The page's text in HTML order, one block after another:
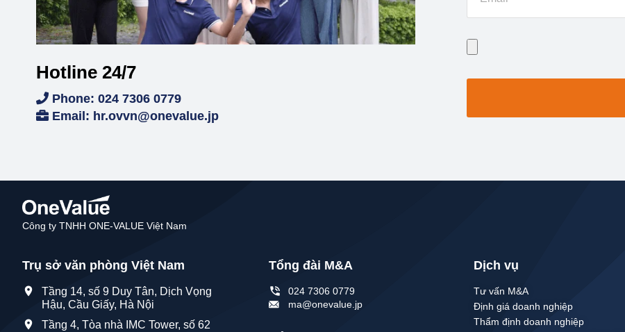
Hotline 24/7
Phone: 024 7306 0779
Email: hr.ovvn@onevalue.jp
Công ty TNHH ONE-VALUE Việt Nam
Trụ sở văn phòng Việt Nam
Tầng 14, số 9 Duy Tân, Dịch Vọng
Hậu, Cầu Giấy, Hà Nội
Tầng 4, Tòa nhà IMC Tower, số 62
Tổng đài M&A
024 7306 0779
ma@onevalue.jp
Dịch vụ
Tư vấn M&A
Định giá doanh nghiệp
Thẩm định doanh nghiệp